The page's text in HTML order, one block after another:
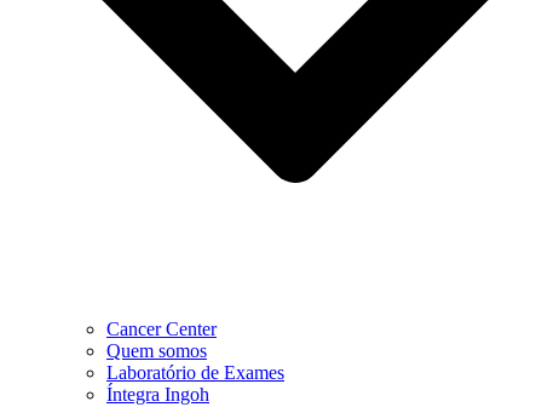
Cancer Center
Quem somos
Laboratório de Exames
Íntegra Ingoh